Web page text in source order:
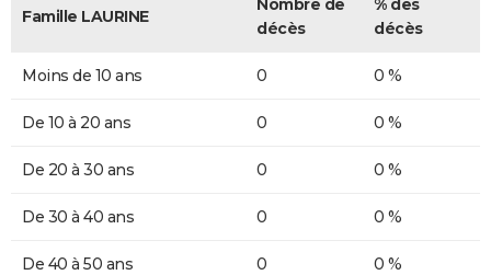
Famille LAURINE
Nombre de
décès
% des
décès
Moins de 10 ans 0 0 %
De 10 à 20 ans 0 0 %
De 20 à 30 ans 0 0 %
De 30 à 40 ans 0 0 %
De 40 à 50 ans 0 0 %